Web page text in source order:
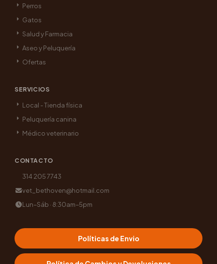
Perros
Gatos
Salud y Farmacia
Aseo y Peluquería
Ofertas
SERVICIOS
Local - Tienda física
Peluquería canina
Médico veterinario
CONTACTO
314 205 7743
vet_bethoven@hotmail.com
Lun–Sáb · 8:30am–5pm
Políticas de Envio